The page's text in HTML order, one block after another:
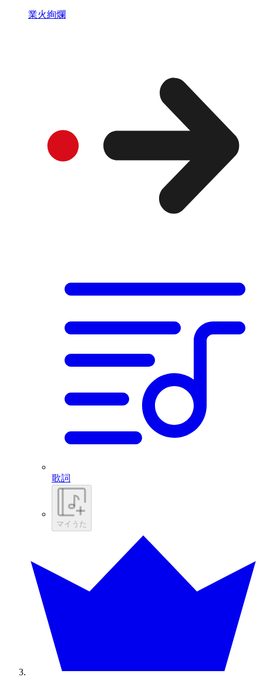
業火絢爛
歌詞
マイうた